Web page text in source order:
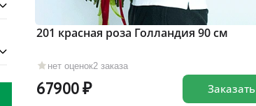
нет оценок2 заказа
201 красная роза Голландия 90 см
67900 Заказать